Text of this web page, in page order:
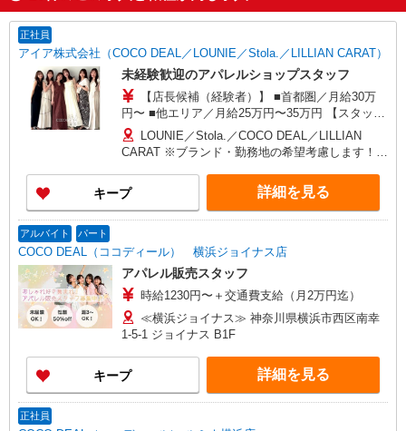
正社員
アイア株式会社（COCO DEAL／LOUNIE／Stola.／LILLIAN CARAT）
未経験歓迎のアパレルショップスタッフ
【店長候補（経験者）】 ■首都圏／月給30万
円〜 ■他エリア／月給25万円〜35万円 【スタッ
フ】 ■首都圏／月給24万3,800円〜40万円 ■大阪／
月給23万3,500円〜35万円 ■京都、兵庫、愛知、岐
阜、福岡／月給22万7,800円〜35万円 ■他エリア／
月給22万2,100円〜35万円 固定残業手当含む（1ヶ
月あたり20時間）※超過時は追加支給 首都圏エリ
ア：30,800円 大阪：29,500円 京都、兵庫、愛知、
考慮 ※試用期間3ヶ月も同条件（首都圏：店長候
補は月給27万円〜）
LOUNIE／Stola.／COCO DEAL／LILLIAN
CARAT ※ブランド・勤務地の希望考慮します！※
道、宮城（仙台）、愛知、大阪、兵庫、京都、和
歌山、岡山、広島、愛媛、福岡、長崎、宮崎、熊
本などの各店舗で募集しています。 【COCO
ルミネ池袋店／ルミネ横浜／ルミネ大宮店／ルミ
ネ有楽町店 ルミネ立川店／ルミネ町田店／池袋
PARCO店／東京スカイツリータウン・ソラマチ店
イクスピアリ店／イオンレイクタウン店／ジョイ
ナス店／テラスモール湘南店 タカシマヤ ゲートタ
ワーモール店／イオン大高SC店 なんばCITY店／
急西宮ガーデンズ店 ルクアイーレ大阪店／岡山一
番街店／ミナモア広島店／博多阪急店／天神ソラ
リアプラザ店 ▽他、詳しくは備考をご参照くださ
キープ 詳細を見る
アルバイト パート
COCO DEAL（ココディール） 横浜ジョイナス店
アパレル販売スタッフ
時給1230円〜＋交通費支給（月2万円迄）
≪横浜ジョイナス≫ 神奈川県横浜市西区南幸
1-5-1 ジョイナス B1F
キープ 詳細を見る
正社員